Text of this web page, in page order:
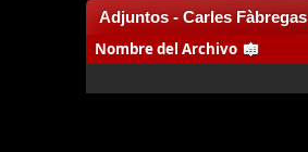
Adjuntos - Carles Fàbregas
Nombre del Archivo